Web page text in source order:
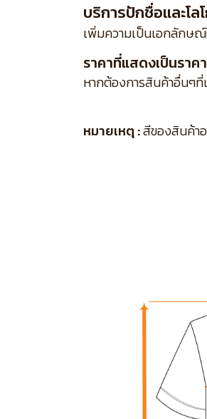
บริการปักชื่อและโล
เพิ่มความเป็นเอกลักษ
ราคาที่แสดงเป็นราค
หากต้องการสินค้าอื่นๆที่
หมายเหตุ :สีของสินค้า